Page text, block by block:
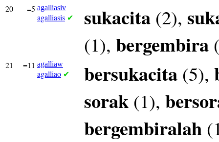
20 =5 agalliasiv
agalliasis ✔ sukacita (2),
(1), bergembira
21 =11 agalliaw
agalliao ✔ bersukacita (5),
sorak (1),
bergembiralah